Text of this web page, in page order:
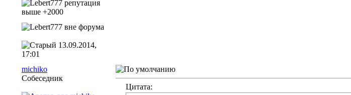
13.09.2014,
17:01
michiko
Собеседник
Цитата: